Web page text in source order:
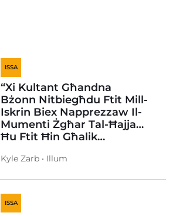
ISSA
“Xi Kultant Għandna
Bżonn Nitbiegħdu Ftit Mill-
Iskrin Biex Napprezzaw Il-
Mumenti Żgħar Tal-Ħajja…
Ħu Ftit Ħin Għalik…
Kyle Zarb • Illum
ISSA